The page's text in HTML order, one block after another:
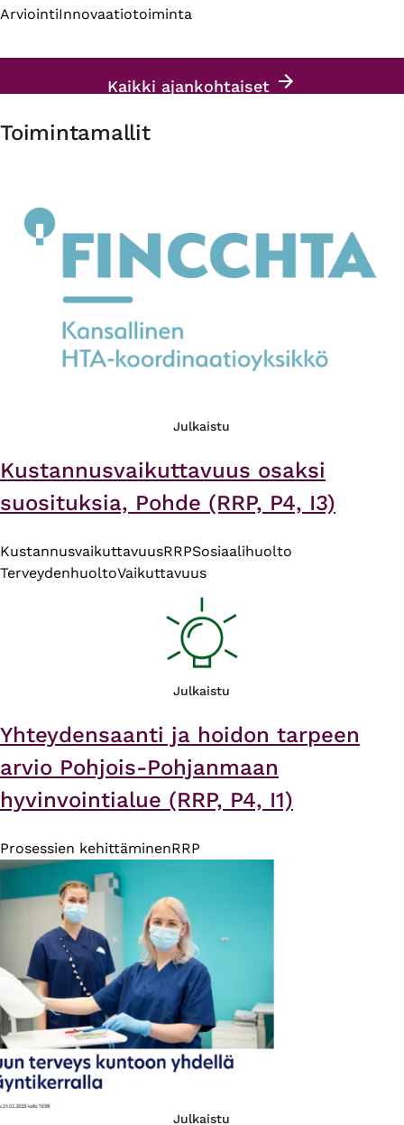
ArviointiInnovaatiotoiminta
Kaikki ajankohtaiset
Toimintamallit
Julkaistu
Kustannusvaikuttavuus osaksi
suosituksia, Pohde (RRP, P4, I3)
KustannusvaikuttavuusRRPSosiaalihuolto
TerveydenhuoltoVaikuttavuus
Julkaistu
Yhteydensaanti ja hoidon tarpeen
arvio Pohjois-Pohjanmaan
hyvinvointialue (RRP, P4, I1)
Prosessien kehittäminenRRP
Julkaistu